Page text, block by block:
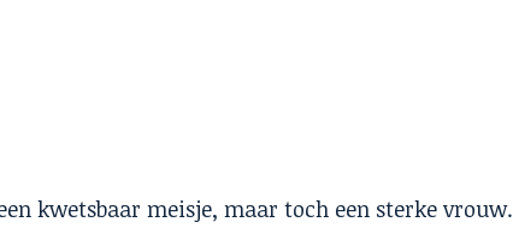
kwetsbaarmeisje, maar toch een sterke vrouw.